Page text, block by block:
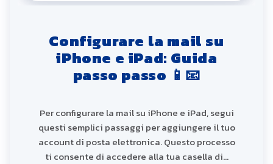
Configurare la mail su
iPhone e iPad: Guida
passo passo 📱📧
Per configurare la mail su iPhone e iPad, segui
questi semplici passaggi per aggiungere il tuo
account di posta elettronica. Questo processo
ti consente di accedere alla tua casella di…